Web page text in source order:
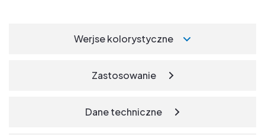
Werjse kolorystyczne
Zastosowanie
Dane techniczne